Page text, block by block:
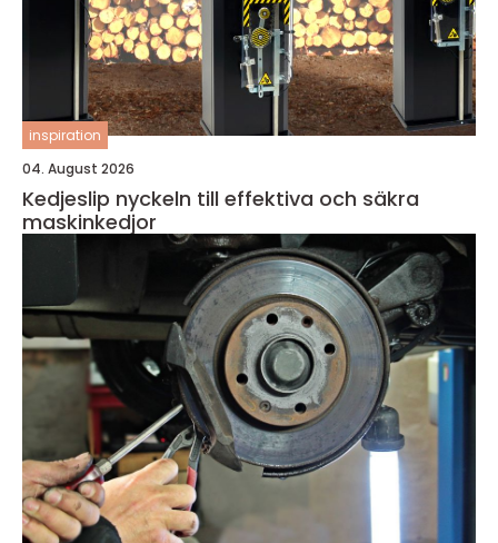
inspiration
04. August 2026
Kedjeslip nyckeln till effektiva och säkra
maskinkedjor